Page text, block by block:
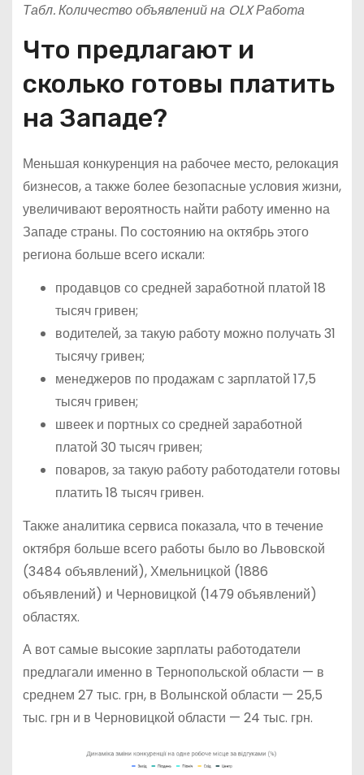
Табл. Количество объявлений на OLX Работа
Что предлагают и
сколько готовы платить
на Западе?
Меньшая конкуренция на рабочее место, релокация
бизнесов, а также более безопасные условия жизни,
увеличивают вероятность найти работу именно на
Западе страны. По состоянию на октябрь этого
региона больше всего искали:
продавцов со средней заработной платой 18
тысяч гривен;
водителей, за такую работу можно получать 31
тысячу гривен;
менеджеров по продажам с зарплатой 17,5
тысяч гривен;
швеек и портных со средней заработной
платой 30 тысяч гривен;
поваров, за такую работу работодатели готовы
платить 18 тысяч гривен.
Также аналитика сервиса показала, что в течение
октября больше всего работы было во Львовской
(3484 объявлений), Хмельницкой (1886
объявлений) и Черновицкой (1479 объявлений)
областях.
А вот самые высокие зарплаты работодатели
предлагали именно в Тернопольской области — в
среднем 27 тыс. грн, в Волынской области — 25,5
тыс. грн и в Черновицкой области — 24 тыс. грн.